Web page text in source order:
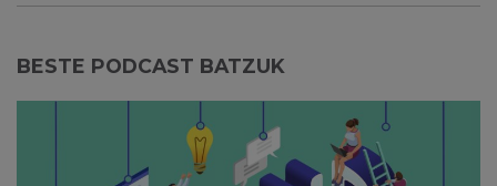
BESTE PODCAST BATZUK